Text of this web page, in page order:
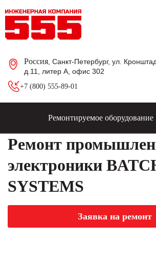
Россия , Санкт-Петербург, ул.
д.11, литер А, офис 302
+7 (800) 555-89-01
Ремонтируемое оборудование
Ремонт
электроники
SYSTEMS
Заявка на ремонт